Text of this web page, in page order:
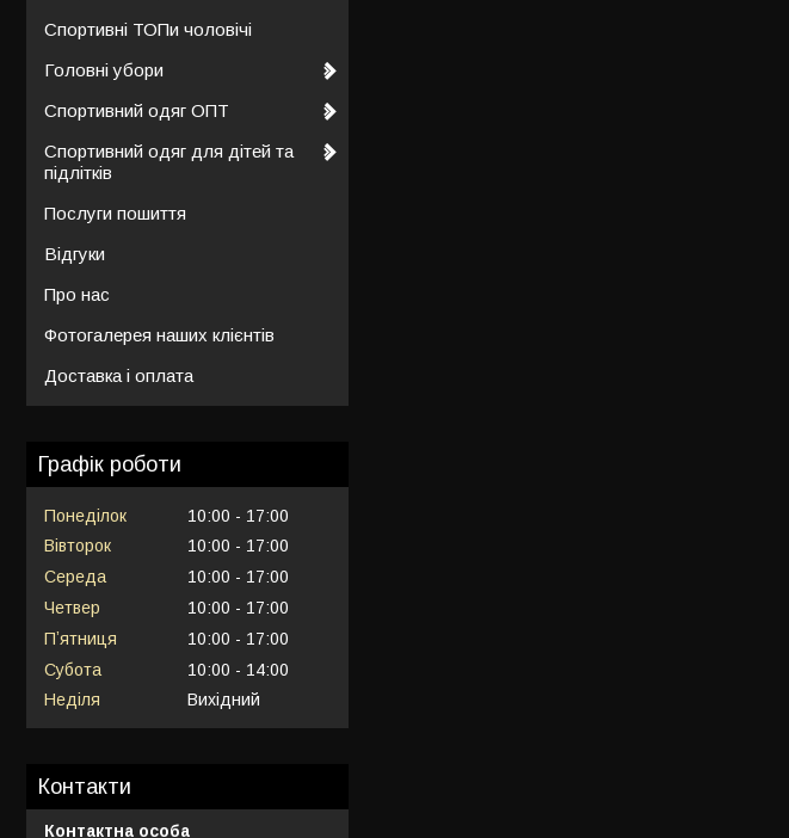
Спортивні ТОПи чоловічі
Головні убори
Спортивний одяг ОПТ
Спортивний одяг для дітей та
підлітків
Послуги пошиття
Відгуки
Про нас
Фотогалерея наших клієнтів
Доставка і оплата
Графік роботи
Понеділок 10:00
17:00
Вівторок
10:00
17:00
Середа
10:00
17:00
Четвер
10:00
17:00
Пʼятниця
10:00
17:00
Субота
10:00
14:00
Неділя
Вихідний
Контакти